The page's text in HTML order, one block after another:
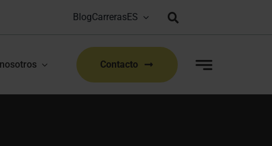
Bioproduction Congress: Lyon, FR | 22-23 Sep 2026
BlogCarreras
Contacto